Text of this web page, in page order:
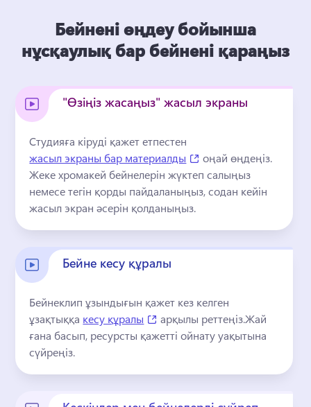
Бейнені өңдеу бойынша
нұсқаулық бар бейнені қараңыз
"Өзіңіз жасаңыз" жасыл экраны
Студияға кіруді қажет етпестен
жасыл экраны бар материалды
(opens in a new tab)
оңай өңдеңіз.
Жеке хромакей бейнелерін жүктеп салыңыз
немесе тегін қорды пайдаланыңыз, содан кейін
жасыл экран әсерін қолданыңыз.
Бейне кесу құралы
Бейнеклип ұзындығын қажет кез келген
ұзақтыққа кесу құралы (opens in a new tab)
арқылы реттеңіз.Жай
ғана басып, ресурсты қажетті ойнату уақытына
сүйреңіз.